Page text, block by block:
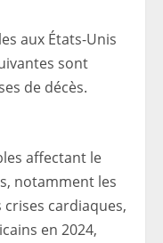
aux États-Unis
sont
de décès.
affectant le
notamment les
cardiaques,
en 2024,